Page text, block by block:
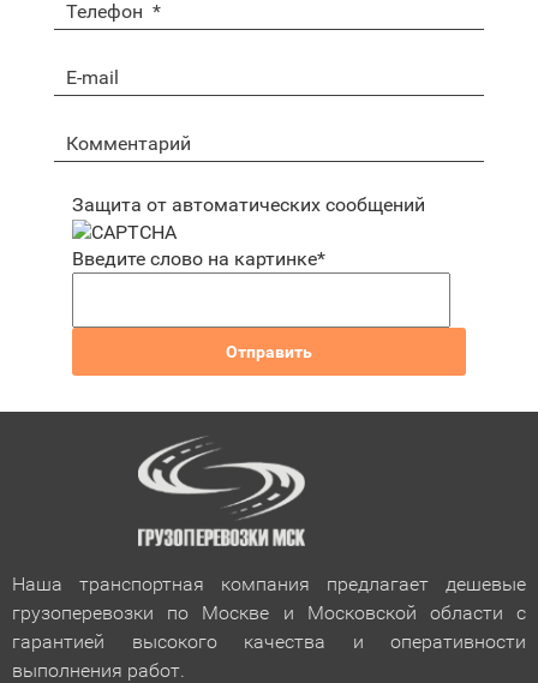
Защита от автоматических сообщений
Введите слово на картинке*
Наша транспортная компания предлагает дешевые
грузоперевозки по Москве и Московской области с
гарантией высокого качества и оперативности
выполнения работ.